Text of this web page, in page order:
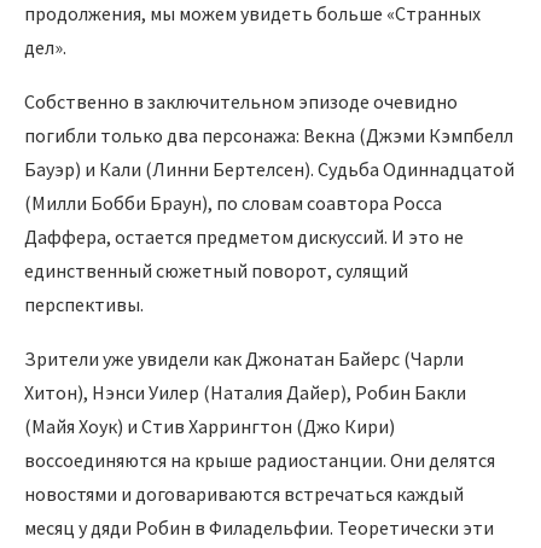
продолжения, мы можем увидеть больше «Странных
дел».
Собственно в заключительном эпизоде очевидно
погибли только два персонажа: Векна (Джэми Кэмпбелл
Бауэр) и Кали (Линни Бертелсен). Судьба Одиннадцатой
(Милли Бобби Браун), по словам соавтора Росса
Даффера, остается предметом дискуссий. И это не
единственный сюжетный поворот, сулящий
перспективы.
Зрители уже увидели как Джонатан Байерс (Чарли
Хитон), Нэнси Уилер (Наталия Дайер), Робин Бакли
(Майя Хоук) и Стив Харрингтон (Джо Кири)
воссоединяются на крыше радиостанции. Они делятся
новостями и договариваются встречаться каждый
месяц у дяди Робин в Филадельфии. Теоретически эти